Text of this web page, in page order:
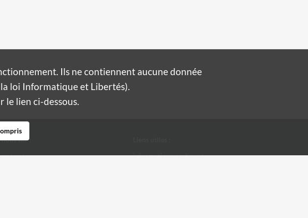
sur :
Informations pratiques
Ils ne contiennent aucune donnée
loi Informatique et Libertés).
le lien ci-dessous.